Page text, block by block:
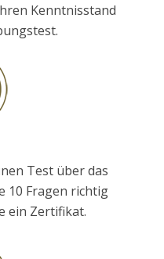
Kenntnisstand
Test über das
10 Fragen richtig
ein Zertifikat.